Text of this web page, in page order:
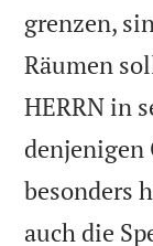
grenzen,
Räumen
HERRN in
denjenigen
besonders
auch die